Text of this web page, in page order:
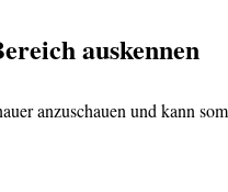
auskennen
anzuschauen und kann